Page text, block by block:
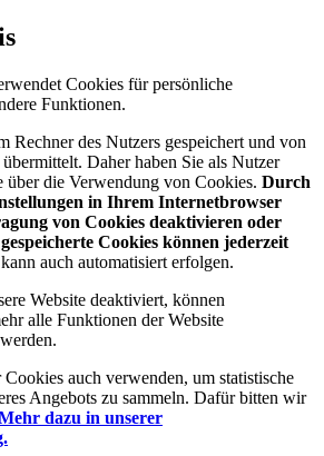
Cookies für persönliche
Funktionen.
Rechner des Nutzers gespeichert und von
übermittelt. Daher haben Sie als Nutzer
die Verwendung von Cookies. Durch
in Ihrem Internetbrowser
von Cookies deaktivieren oder
Cookies können jederzeit
auch automatisiert erfolgen.
Website deaktiviert, können
alle Funktionen der Website
auch verwenden, um statistische
Angebots zu sammeln. Dafür bitten wir
dazu in unserer